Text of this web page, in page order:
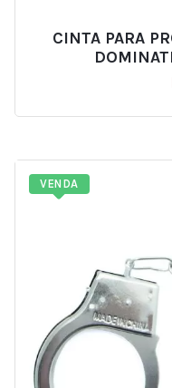
CINTA PARA
VENDA